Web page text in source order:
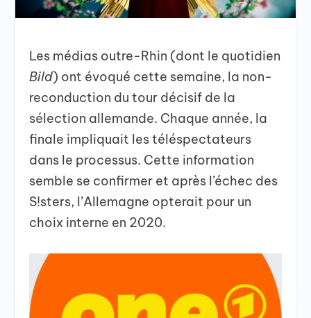
Les médias outre-Rhin (dont le quotidien
Bild) ont évoqué cette semaine, la non-
reconduction du tour décisif de la
sélection allemande. Chaque année, la
finale impliquait les téléspectateurs
dans le processus. Cette information
semble se confirmer et après l’échec des
S!sters, l’Allemagne opterait pour un
choix interne en 2020.